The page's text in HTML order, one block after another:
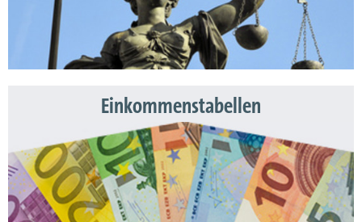
Einkommenstabellen